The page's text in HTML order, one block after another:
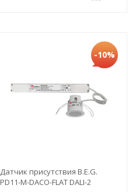
-10%
Датчик присутствия B.E.G.
PD11-M-DACO-FLAT DALI-2